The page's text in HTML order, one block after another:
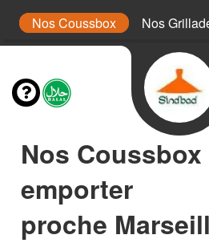
Nos Coussbox Nos
Nos Coussbox
emporter
proche